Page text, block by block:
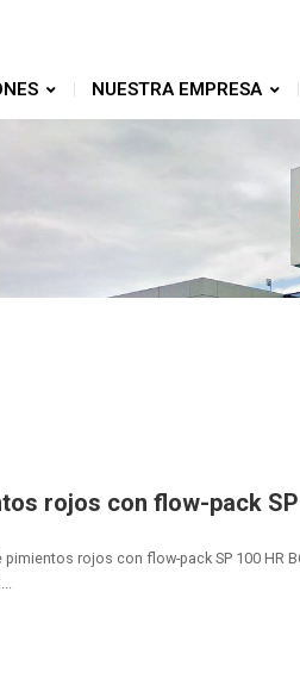
NUESTRA EMPRESA
rojos con flow-pack SP
rojos con flow-pack SP 100 HR